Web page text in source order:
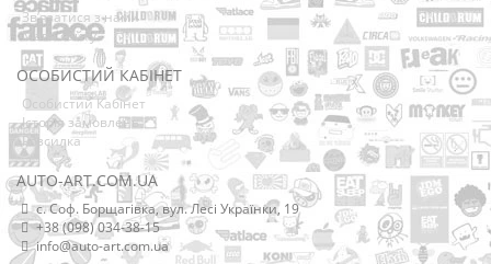
Зв’язатися з нами
Мапа сайту
ОСОБИСТИЙ КАБІНЕТ
Особистий Кабінет
Історія замовлень
Розсилка
AUTO-ART.COM.UA
с. Соф. Борщагівка, вул. Лесі Українки, 19
+38 (098) 034-38-15
info@auto-art.com.ua